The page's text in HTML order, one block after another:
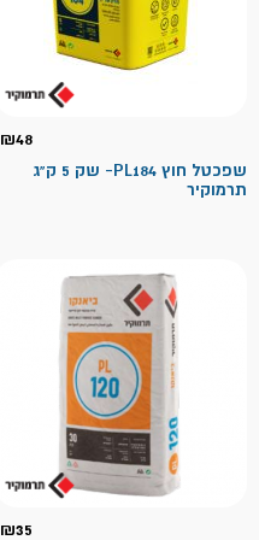
₪48
שפכטל חוץ PL184- שק 5 ק"ג
תרמוקיר
₪35